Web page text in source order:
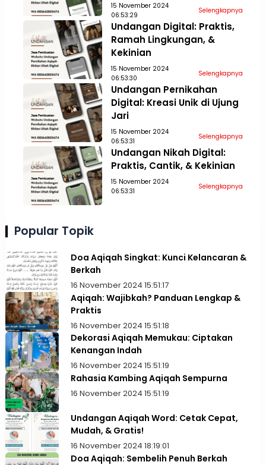
15 November 2024
06:53:29
Selengkapnya
Undangan Digital: Praktis,
Ramah Lingkungan, &
Kekinian
15 November 2024
06:53:30
Selengkapnya
Undangan Pernikahan
Digital: Kreasi Unik di Ujung
Jari
15 November 2024
06:53:31
Selengkapnya
Undangan Nikah Digital:
Praktis, Cantik, & Kekinian
15 November 2024
06:53:31
Selengkapnya
Popular Topik
Doa Aqiqah Singkat: Kunci Kelancaran &
Berkah
16 November 2024 15:51:17
Aqiqah: Wajibkah? Panduan Lengkap &
Praktis
16 November 2024 15:51:18
Dekorasi Aqiqah Memukau: Ciptakan
Kenangan Indah
16 November 2024 15:51:19
Rahasia Kambing Aqiqah Sempurna
16 November 2024 15:51:19
Undangan Aqiqah Word: Cetak Cepat,
Mudah, & Gratis!
16 November 2024 18:19:01
Doa Aqiqah: Sembelih Penuh Berkah